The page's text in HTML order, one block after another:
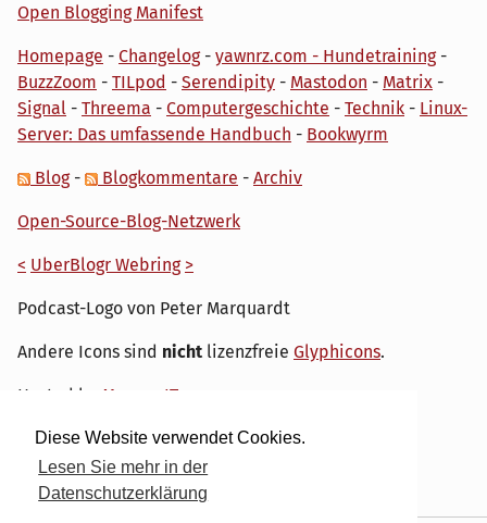
Diese Website verwendet Cookies.
Lesen Sie mehr in der
Datenschutzerklärung
Open Blogging Manifest
Homepage - Changelog- yawnrz.com - Hundetraining-
BuzzZoom - TILpod - Serendipity - Mastodon - Matrix -
Signal - Threema - Computergeschichte - Technik - Linux-
Server: Das umfassende Handbuch - Bookwyrm
Blog- Blogkommentare - Archiv
Open-Source-Blog-Netzwerk
< UberBlogr Webring >
Podcast-Logo von Peter Marquardt
Andere Icons sind nicht lizenzfreie Glyphicons.
Hosted by My own IT.